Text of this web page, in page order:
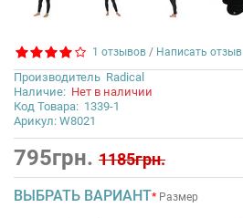
1 отзывов / Написать отзыв
Производитель Radical
Наличие: Нет в наличии
Код Товара: 1339-1
Арикул: W8021
795грн. 1185грн.
ВЫБРАТЬ ВАРИАНТ Размер